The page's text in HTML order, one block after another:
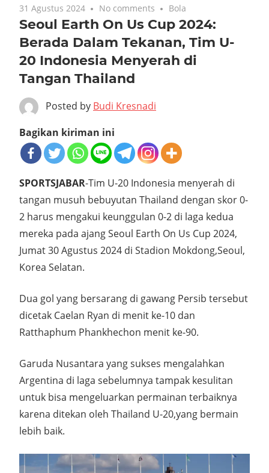
31 Agustus 2024 No comments Bola
Seoul Earth On Us Cup 2024:
Berada Dalam Tekanan, Tim U-
20 Indonesia Menyerah di
Tangan Thailand
Posted by Budi Kresnadi
Bagikan kiriman ini
SPORTSJABAR-Tim U-20 Indonesia menyerah di
tangan musuh bebuyutan Thailand dengan skor 0-
2 harus mengakui keunggulan 0-2 di laga kedua
mereka pada ajang Seoul Earth On Us Cup 2024,
Jumat 30 Agustus 2024 di Stadion Mokdong,Seoul,
Korea Selatan.
Dua gol yang bersarang di gawang Persib tersebut
dicetak Caelan Ryan di menit ke-10 dan
Ratthaphum Phankhechon menit ke-90.
Garuda Nusantara yang sukses mengalahkan
Argentina di laga sebelumnya tampak kesulitan
untuk bisa mengeluarkan permainan terbaiknya
karena ditekan oleh Thailand U-20,yang bermain
lebih baik.